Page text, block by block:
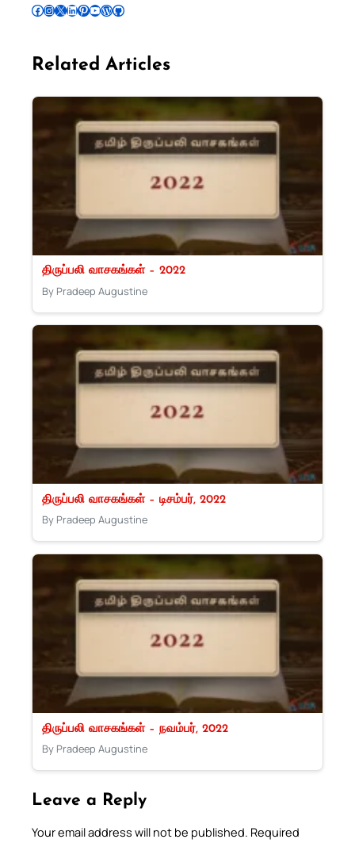
Follow Pradeep on Facebook Follow Pradeep on InstagramFollow Pradeep on X Follow Pradeep on LinkedIn Follow Pradeep on Pinterest Subscribe to Pradeep’s Youtube Channel Follow Pradeep on WordPress Follow Pradeep on GitHub
Related Articles
திருப்பலி வாசகங்கள் – 2022
By Pradeep Augustine
திருப்பலி வாசகங்கள் – டிசம்பர், 2022
By Pradeep Augustine
திருப்பலி வாசகங்கள் – நவம்பர், 2022
By Pradeep Augustine
Leave a Reply
Your email address will not be published. Required